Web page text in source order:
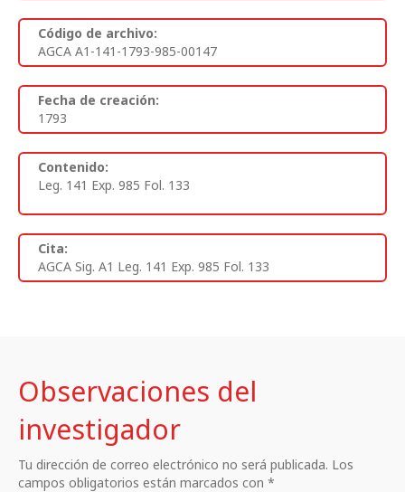
Código de archivo:
AGCA A1-141-1793-985-00147
Fecha de creación:
1793
Contenido:
Leg. 141 Exp. 985 Fol. 133
Cita:
AGCA Sig. A1 Leg. 141 Exp. 985 Fol. 133
Observaciones del
investigador
Tu dirección de correo electrónico no será publicada. Los
campos obligatorios están marcados con *